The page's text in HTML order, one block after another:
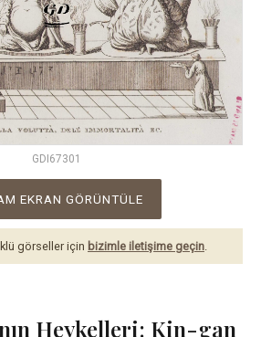
GDI67301
EKRAN GÖRÜNTÜLE
görseller için bizimle iletişime geçin.
Heykelleri: Kin-gan